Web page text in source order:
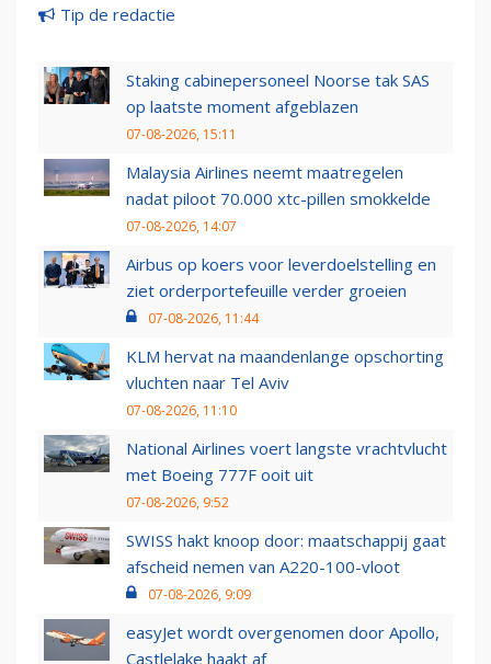
Tip de redactie
Staking cabinepersoneel Noorse tak SAS
op laatste moment afgeblazen
07-08-2026, 15:11
Malaysia Airlines neemt maatregelen
nadat piloot 70.000 xtc-pillen smokkelde
07-08-2026, 14:07
Airbus op koers voor leverdoelstelling en
ziet orderportefeuille verder groeien
07-08-2026, 11:44
KLM hervat na maandenlange opschorting
vluchten naar Tel Aviv
07-08-2026, 11:10
National Airlines voert langste vrachtvlucht
met Boeing 777F ooit uit
07-08-2026, 9:52
SWISS hakt knoop door: maatschappij gaat
afscheid nemen van A220-100-vloot
07-08-2026, 9:09
easyJet wordt overgenomen door Apollo,
Castlelake haakt af